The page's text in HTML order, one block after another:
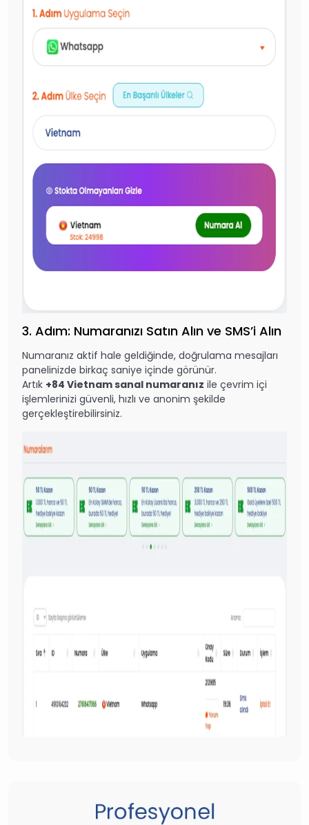
3. Adım: Numaranızı Satın Alın ve SMS’i Alın
Numaranız aktif hale geldiğinde, doğrulama mesajları
panelinizde birkaç saniye içinde görünür.
Artık +84 Vietnam sanal numaranız ile çevrim içi
işlemlerinizi güvenli, hızlı ve anonim şekilde
gerçekleştirebilirsiniz.